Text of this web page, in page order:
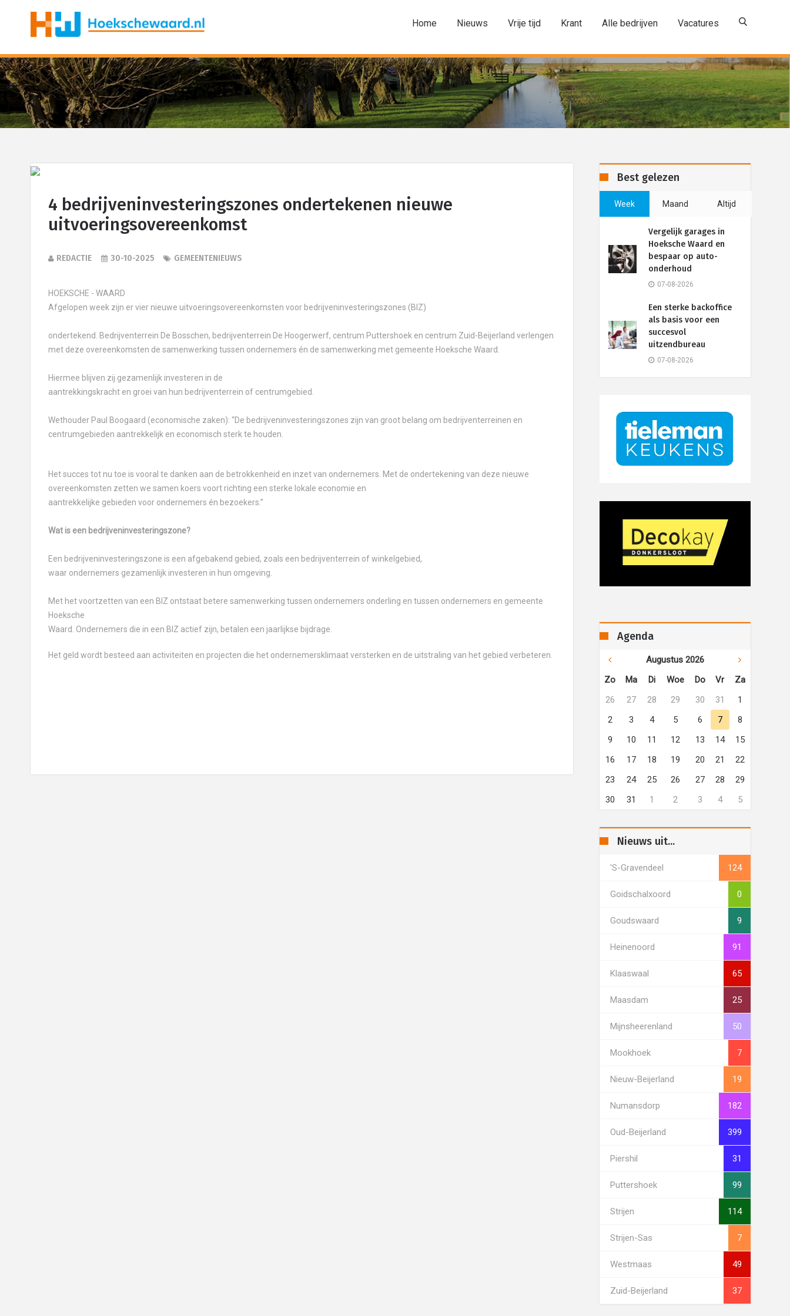
Home Nieuws Vrije tijd Krant Alle bedrijven Vacatures
4 bedrijveninvesteringszones ondertekenen nieuwe
uitvoeringsovereenkomst
REDACTIE 30-10-2025 GEMEENTENIEUWS
HOEKSCHE - WAARD
Afgelopen week zijn er vier nieuwe uitvoeringsovereenkomsten voor bedrijveninvesteringszones (BIZ)
ondertekend. Bedrijventerrein De Bosschen, bedrijventerrein De Hoogerwerf, centrum Puttershoek en centrum Zuid-Beijerland verlengen
met deze overeenkomsten de samenwerking tussen ondernemers én de samenwerking met gemeente Hoeksche Waard.
Hiermee blijven zij gezamenlijk investeren in de
aantrekkingskracht en groei van hun bedrijventerrein of centrumgebied.
Wethouder Paul Boogaard (economische zaken): “De bedrijveninvesteringszones zijn van groot belang om bedrijventerreinen en
centrumgebieden aantrekkelijk en economisch sterk te houden.
Het succes tot nu toe is vooral te danken aan de betrokkenheid en inzet van ondernemers. Met de ondertekening van deze nieuwe
overeenkomsten zetten we samen koers voort richting een sterke lokale economie en
aantrekkelijke gebieden voor ondernemers én bezoekers.”
Wat is een bedrijveninvesteringszone?
Een bedrijveninvesteringszone is een afgebakend gebied, zoals een bedrijventerrein of winkelgebied,
waar ondernemers gezamenlijk investeren in hun omgeving.
Met het voortzetten van een BIZ ontstaat betere samenwerking tussen ondernemers onderling en tussen ondernemers en gemeente
Hoeksche
Waard. Ondernemers die in een BIZ actief zijn, betalen een jaarlijkse bijdrage.
Het geld wordt besteed aan activiteiten en projecten die het ondernemersklimaat versterken en de uitstraling van het gebied verbeteren.
Best gelezen
Week Maand Altijd
Vergelijk garages in
Hoeksche Waard en
bespaar op auto-
onderhoud
07-08-2026
Een sterke backoffice
als basis voor een
succesvol
uitzendbureau
07-08-2026
Agenda
Augustus 2026
Zo
Ma Di Woe Do Vr
Za
26
27 28 29 30 31
1
2
3 4 5 6 7
8
9
10 11 12 13 14
15
16
17 18 19 20 21
22
23
24 25 26 27 28
29
30
31 1 2 3 4 5
Nieuws uit...
's-Gravendeel 124
Goidschalxoord 0
Goudswaard 9
Heinenoord 91
Klaaswaal 65
Maasdam 25
Mijnsheerenland 50
Mookhoek 7
Nieuw-Beijerland 19
Numansdorp 182
Oud-Beijerland 399
Piershil 31
Puttershoek 99
Strijen 114
Strijen-Sas 7
Westmaas 49
Zuid-Beijerland 37